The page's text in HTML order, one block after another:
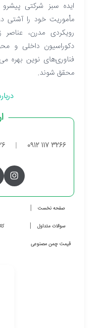
ایده سبز شرکتی
مأموریت خود را آشتی
رویکردی مدرن، عناصر
دکوراسیون داخلی و
فناوری‌های نوین بهره
محقق شوند.
0912 117 3266
|
صفحه نخست
سوالات متداول
قیمت چمن مصنوعی